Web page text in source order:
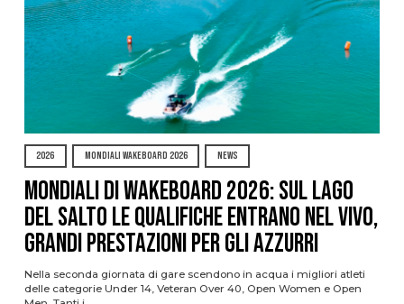
2026 MONDIALI WAKEBOARD 2026 NEWS
Mondiali di Wakeboard 2026: sul Lago
del Salto le qualifiche entrano nel vivo,
grandi prestazioni per gli azzurri
Nella seconda giornata di gare scendono in acqua i migliori atleti
delle categorie Under 14, Veteran Over 40, Open Women e Open